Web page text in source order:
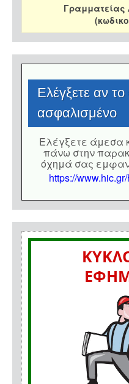
Eλέγξετε αν
ασφαλισμένο
Eλέγξετε άμεσα
πάνω στην
όχημά σας
https://